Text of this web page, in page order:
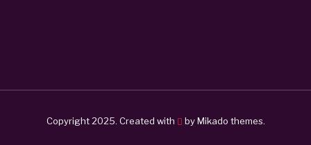
Copyright 2025. Created with byMikado themes.